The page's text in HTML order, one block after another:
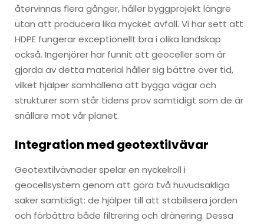
återvinnas flera gånger, håller byggprojekt längre
utan att producera lika mycket avfall. Vi har sett att
HDPE fungerar exceptionellt bra i olika landskap
också. Ingenjörer har funnit att geoceller som är
gjorda av detta material håller sig bättre över tid,
vilket hjälper samhällena att bygga vägar och
strukturer som står tidens prov samtidigt som de är
snällare mot vår planet.
Integration med geotextilvävar
Geotextilvävnader spelar en nyckelroll i
geocellsystem genom att göra två huvudsakliga
saker samtidigt: de hjälper till att stabilisera jorden
och förbättra både filtrering och dränering. Dessa